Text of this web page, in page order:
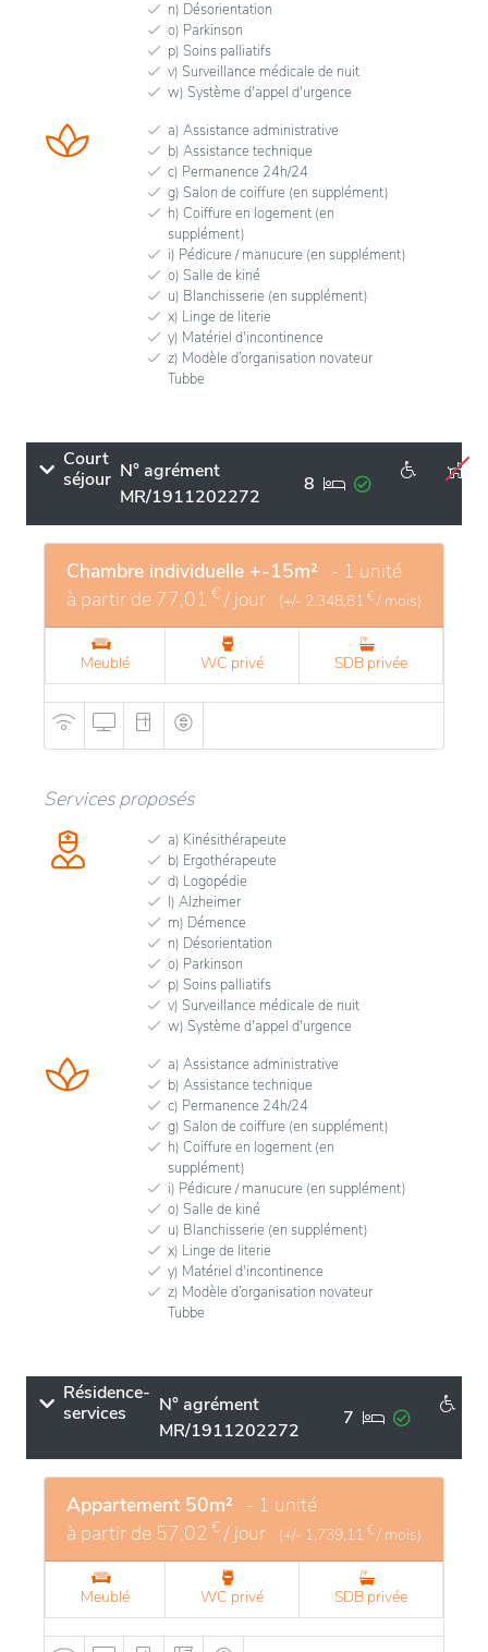
n) Désorientation
o) Parkinson
p) Soins palliatifs
v) Surveillance médicale de nuit
w) Système d'appel d'urgence
a) Assistance administrative
b) Assistance technique
c) Permanence 24h/24
g) Salon de coiffure (en supplément)
h) Coiffure en logement (en
supplément)
i) Pédicure / manucure (en supplément)
o) Salle de kiné
u) Blanchisserie (en supplément)
x) Linge de literie
y) Matériel d'incontinence
z) Modèle d’organisation novateur
Tubbe
Court
séjour N° agrément
MR/1911202272
8
Chambre individuelle +-15m² - 1 unité
à partir de 77,01 € / jour (+/- 2.348,81 € / mois)
Meublé WC privé SDB privée
Services proposés
a) Kinésithérapeute
b) Ergothérapeute
d) Logopédie
l) Alzheimer
m) Démence
n) Désorientation
o) Parkinson
p) Soins palliatifs
v) Surveillance médicale de nuit
w) Système d'appel d'urgence
a) Assistance administrative
b) Assistance technique
c) Permanence 24h/24
g) Salon de coiffure (en supplément)
h) Coiffure en logement (en
supplément)
i) Pédicure / manucure (en supplément)
o) Salle de kiné
u) Blanchisserie (en supplément)
x) Linge de literie
y) Matériel d'incontinence
z) Modèle d’organisation novateur
Tubbe
Résidence-
services
N° agrément
MR/1911202272
7
Appartement 50m² - 1 unité
à partir de 57,02 € / jour (+/- 1.739,11 € / mois)
Meublé WC privé SDB privée